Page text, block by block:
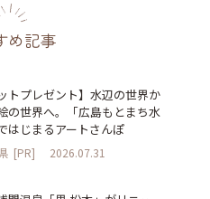
め記事
トプレゼント】水辺の世界か
の世界へ。「広島もとまち水
はじまるアートさんぽ
[PR] 2026.07.31